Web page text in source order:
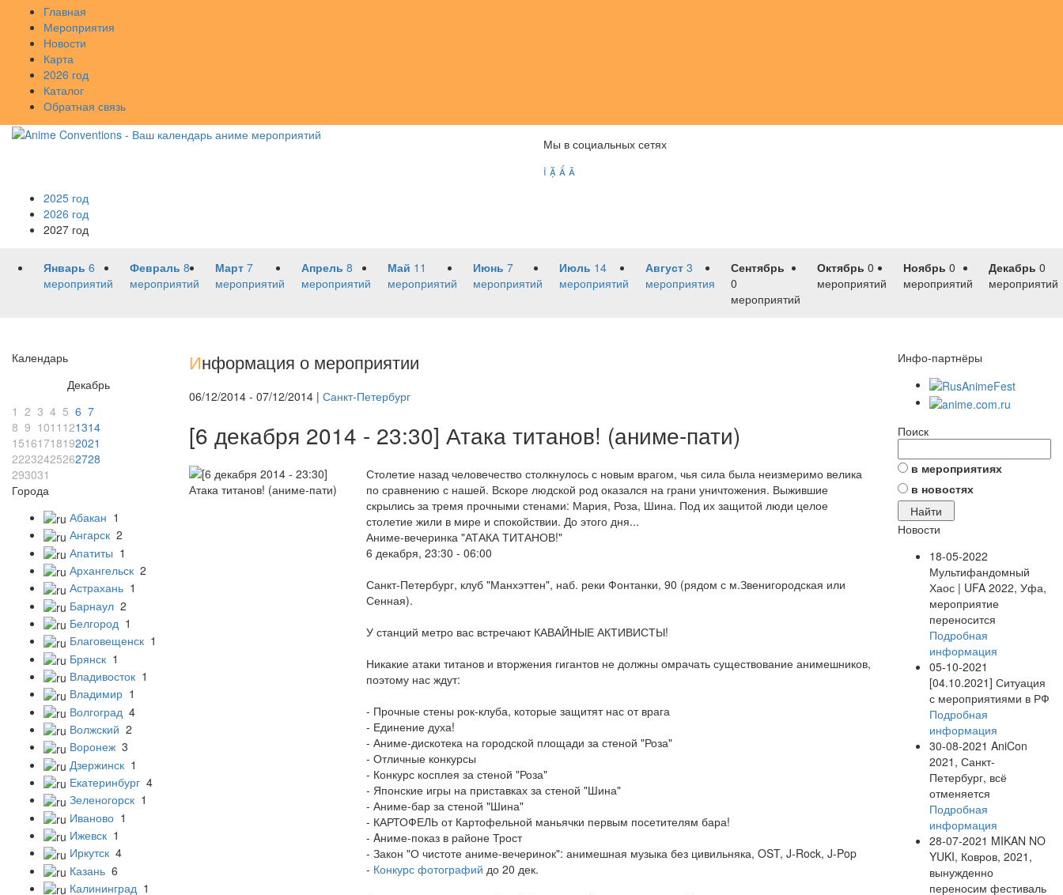
Главная
Мероприятия
Новости
Карта
2026 год
Каталог
Обратная связь
Мы в социальных сетях
   
2025 год
2026 год
2027 год
Январь 6
мероприятий
Февраль 8
мероприятий
Март 7
мероприятий
Апрель 8
мероприятий
Май 11
мероприятий
Июнь 7
мероприятий
Июль 14
мероприятий
Август 3
мероприятия
Сентябрь
0
мероприятий
Октябрь 0
мероприятий
Ноябрь 0
мероприятий
Декабрь 0
мероприятий
Календарь
Декабрь
1 2 3 4 5 6 7
8 9 1011 121314
15161718192021
22232425262728
293031
Города
Абакан 1
Ангарск 2
Апатиты 1
Архангельск 2
Астрахань 1
Барнаул 2
Белгород 1
Благовещенск 1
Брянск 1
Владивосток 1
Владимир 1
Волгоград 4
Волжский 2
Воронеж 3
Дзержинск 1
Екатеринбург 4
Зеленогорск 1
Иваново 1
Ижевск 1
Иркутск 4
Казань 6
Калининград 1
Информация о мероприятии
06/12/2014 - 07/12/2014 | Санкт-Петербург
[6 декабря 2014 - 23:30] Атака титанов! (аниме-пати)
Столетие назад человечество столкнулось с новым врагом, чья сила была неизмеримо велика
по сравнению с нашей. Вскоре людской род оказался на грани уничтожения. Выжившие
скрылись за тремя прочными стенами: Мария, Роза, Шина. Под их защитой люди целое
столетие жили в мире и спокойствии. До этого дня...
Аниме-вечеринка "АТАКА ТИТАНОВ!"
6 декабря, 23:30 - 06:00
Санкт-Петербург, клуб "Манхэттен", наб. реки Фонтанки, 90 (рядом с м.Звенигородская или
Сенная).
У станций метро вас встречают КАВАЙНЫЕ АКТИВИСТЫ!
Никакие атаки титанов и вторжения гигантов не должны омрачать существование анимешников,
поэтому нас ждут:
- Прочные стены рок-клуба, которые защитят нас от врага
- Единение духа!
- Аниме-дискотека на городской площади за стеной "Роза"
- Отличные конкурсы
- Конкурс косплея за стеной "Роза"
- Японские игры на приставках за стеной "Шина"
- Аниме-бар за стеной "Шина"
- КАРТОФЕЛЬ от Картофельной маньячки первым посетителям бара!
- Aниме-показ в районе Трост
- Закон "О чистоте аниме-вечеринок": анимешная музыка без цивильняка, OST, J-Rock, J-Pop
- Конкурс фотографий до 20 дек.
Инфо-партнёры
Поиск
в мероприятиях
в новостях
Новости
18-05-2022
Мультифандомный
Хаос | UFA 2022, Уфа,
мероприятие
переносится
Подробная
информация
05-10-2021
[04.10.2021] Ситуация
с мероприятиями в РФ
Подробная
информация
30-08-2021 AniCon
2021, Санкт-
Петербург, всё
отменяется
Подробная
информация
28-07-2021 MIKAN NO
YUKI, Ковров, 2021,
вынужденно
переносим фестиваль